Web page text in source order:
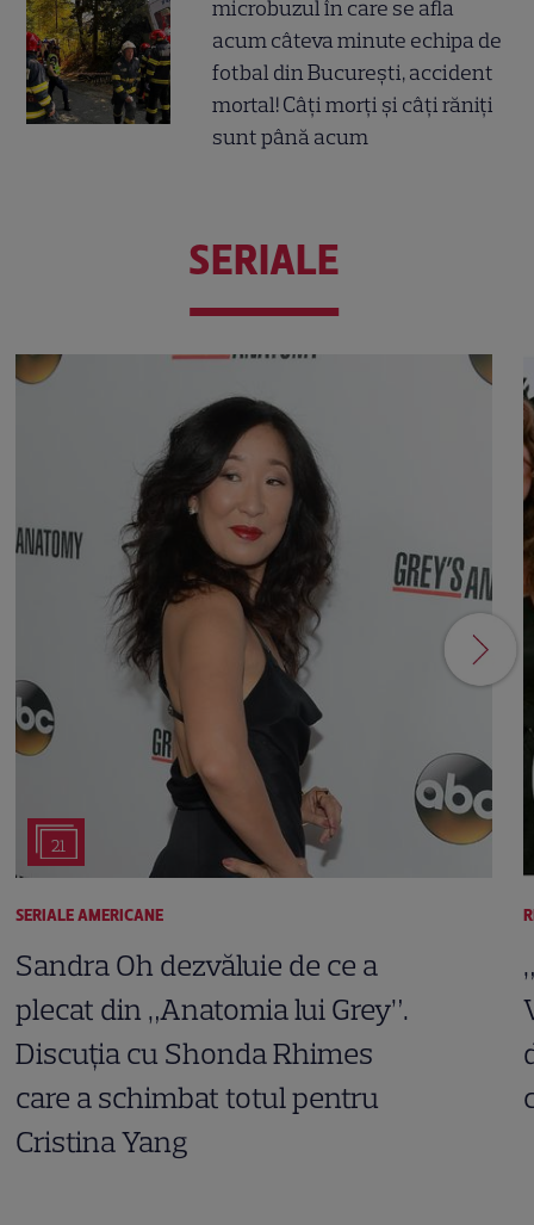
microbuzul în care se afla
acum câteva minute echipa de
fotbal din București, accident
mortal! Câți morți și câți răniți
sunt până acum
SERIALE
21
SERIALE AMERICANE
Sandra Oh dezvăluie de ce a
plecat din „Anatomia lui Grey”.
Discuția cu Shonda Rhimes
care a schimbat totul pentru
Cristina Yang